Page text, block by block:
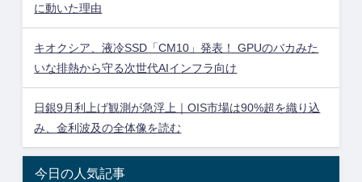
に動いた理由
キオクシア、液冷SSD「CM10」発表！ GPUのバカみた
いな排熱から守る次世代AIインフラ向け
日銀9月利上げ観測が急浮上｜OIS市場は90%超を織り込
み、金利波及の全体像を読む
今日の人気記事